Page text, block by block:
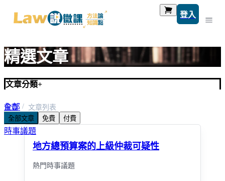
登入
精選文章
文章分類+
全部
考題解析
時事議題
首頁
文章列表
全部文章
免費 付費
地方總預算案的上級仲裁可疑性
熱門時事議題